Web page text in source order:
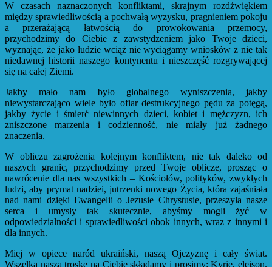
W czasach naznaczonych konfliktami, skrajnym rozdźwiękiem
między sprawiedliwością a pochwałą wyzysku, pragnieniem pokoju
a przerażającą łatwością do prowokowania przemocy,
przychodzimy do Ciebie z zawstydzeniem jako Twoje dzieci,
wyznając, że jako ludzie wciąż nie wyciągamy wniosków z nie tak
niedawnej historii naszego kontynentu i nieszczęść rozgrywającej
się na całej Ziemi.
Jakby mało nam było globalnego wyniszczenia, jakby
niewystarczająco wiele było ofiar destrukcyjnego pędu za potęgą,
jakby życie i śmierć niewinnych dzieci, kobiet i mężczyzn, ich
zniszczone marzenia i codzienność, nie miały już żadnego
znaczenia.
W obliczu zagrożenia kolejnym konfliktem, nie tak daleko od
naszych granic, przychodzimy przed Twoje oblicze, prosząc o
nawrócenie dla nas wszystkich – Kościołów, polityków, zwykłych
ludzi, aby prymat nadziei, jutrzenki nowego Życia, która zajaśniała
nad nami dzięki Ewangelii o Jezusie Chrystusie, przeszyła nasze
serca i umysły tak skutecznie, abyśmy mogli żyć w
odpowiedzialności i sprawiedliwości obok innych, wraz z innymi i
dla innych.
Miej w opiece naród ukraiński, naszą Ojczyznę i cały świat.
Wszelką naszą troskę na Ciebie składamy i prosimy: Kyrie, eleison.